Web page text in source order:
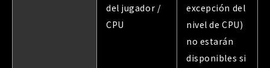
del jugador /
CPU
excepción del
nivel de CPU)
no estarán
disponibles si